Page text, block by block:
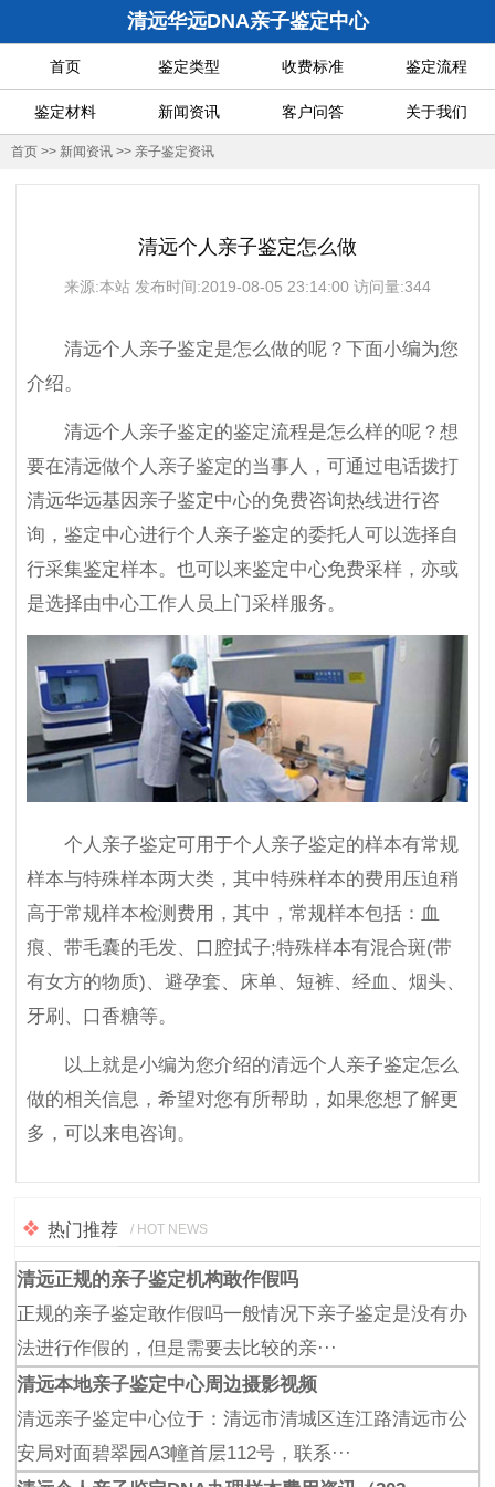
清远华远DNA亲子鉴定中心
首页 鉴定类型 收费标准 鉴定流程
鉴定材料 新闻资讯 客户问答 关于我们
首页 >> 新闻资讯 >> 亲子鉴定资讯
清远个人亲子鉴定怎么做
来源:本站 发布时间:2019-08-05 23:14:00 访问量:344
清远个人亲子鉴定是怎么做的呢？下面小编为您
介绍。
清远个人亲子鉴定的鉴定流程是怎么样的呢？想
要在清远做个人亲子鉴定的当事人，可通过电话拨打
清远华远基因亲子鉴定中心的免费咨询热线进行咨
询，鉴定中心进行个人亲子鉴定的委托人可以选择自
行采集鉴定样本。也可以来鉴定中心免费采样，亦或
是选择由中心工作人员上门采样服务。
个人亲子鉴定可用于个人亲子鉴定的样本有常规
样本与特殊样本两大类，其中特殊样本的费用压迫稍
高于常规样本检测费用，其中，常规样本包括：血
痕、带毛囊的毛发、口腔拭子;特殊样本有混合斑(带
有女方的物质)、避孕套、床单、短裤、经血、烟头、
牙刷、口香糖等。
以上就是小编为您介绍的清远个人亲子鉴定怎么
做的相关信息，希望对您有所帮助，如果您想了解更
多，可以来电咨询。
热门推荐 / HOT NEWS
清远正规的亲子鉴定机构敢作假吗
正规的亲子鉴定敢作假吗一般情况下亲子鉴定是没有办
法进行作假的，但是需要去比较的亲···
清远本地亲子鉴定中心周边摄影视频
清远亲子鉴定中心位于：清远市清城区连江路清远市公
安局对面碧翠园A3幢首层112号，联系···